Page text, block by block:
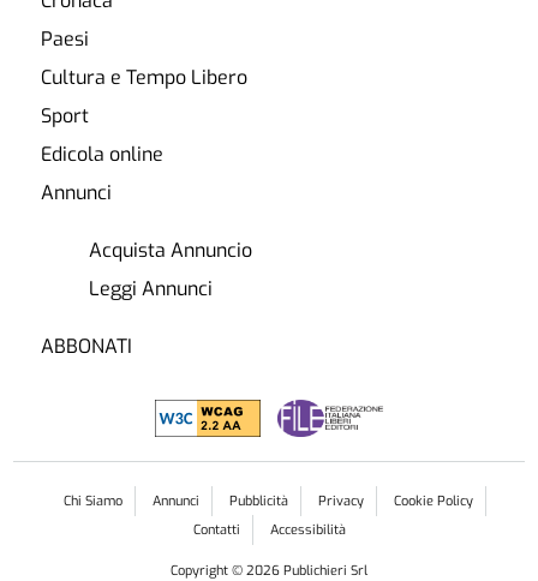
Paesi
Cultura e Tempo Libero
Sport
Edicola online
Annunci
Acquista Annuncio
Leggi Annunci
ABBONATI
Chi Siamo Annunci Pubblicità Privacy
Cookie Policy
Contatti
Accessibilità
Copyright © 2026 Publichieri Srl